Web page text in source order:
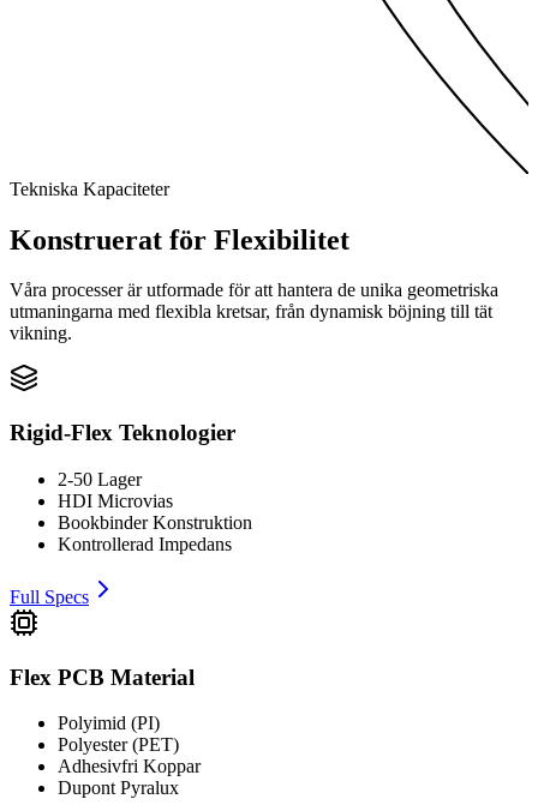
Tekniska Kapaciteter
Konstruerat för Flexibilitet
Våra processer är utformade för att hantera de unika geometriska
utmaningarna med flexibla kretsar, från dynamisk böjning till tät
vikning.
Rigid-Flex Teknologier
2-50 Lager
HDI Microvias
Bookbinder Konstruktion
Kontrollerad Impedans
Full Specs
Flex PCB Material
Polyimid (PI)
Polyester (PET)
Adhesivfri Koppar
Dupont Pyralux